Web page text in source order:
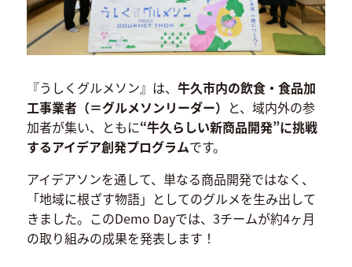
『うしくグルメソン』は、 牛久市内の飲食・食品加
工事業者（＝グルメソンリーダー） と、域内外の参
加者が集い、ともに“牛久らしい新商品開発”に挑戦
するアイデア創発プログラムです。
アイデアソンを通して、単なる商品開発ではなく、
「地域に根ざす物語」としてのグルメを生み出して
きました。このDemo Dayでは、3チームが約4ヶ月
の取り組みの成果を発表します！